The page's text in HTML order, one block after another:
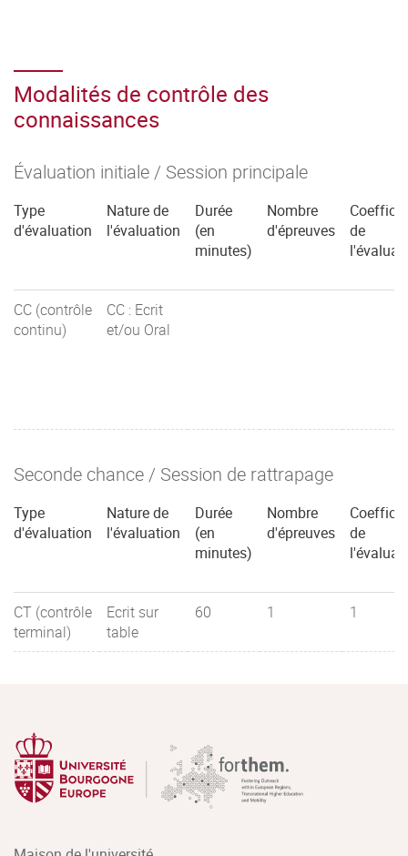
Modalités de contrôle des
connaissances
Évaluation initiale / Session principale
Type
d'évaluation
Nature de
l'évaluation
Durée
(en
minutes)
Nombre
d'épreuves
de
CC (contrôle
continu)
CC : Ecrit
et/ou Oral
Seconde chance / Session de rattrapage
Type
d'évaluation
Nature de
l'évaluation
Durée
(en
minutes)
Nombre
d'épreuves
de
CT (contrôle
terminal)
Ecrit sur
table
60 1 1